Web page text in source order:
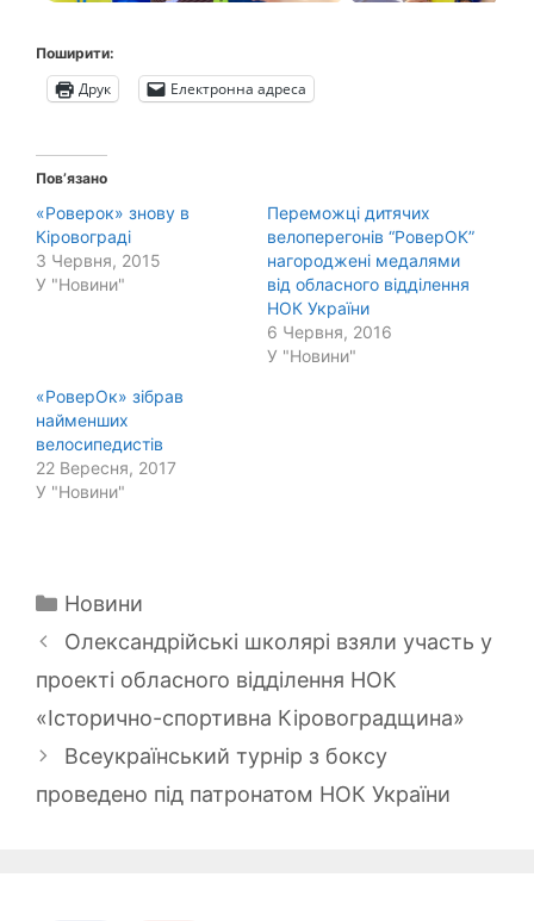
Поширити:
Друк Електронна адреса
Пов’язано
«Роверок» знову в
Кіровограді
3 Червня, 2015
У "Новини"
Переможці дитячих
велоперегонів “РоверОК”
нагороджені медалями
від обласного відділення
НОК України
6 Червня, 2016
У "Новини"
«РоверОк» зібрав
найменших
велосипедистів
22 Вересня, 2017
У "Новини"
Категорії
Новини
Олександрійські школярі взяли участь у
проекті обласного відділення НОК
«Історично-спортивна Кіровоградщина»
Всеукраїнський турнір з боксу
проведено під патронатом НОК України